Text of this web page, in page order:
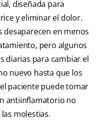
diseñada para
y eliminar el dolor.
desaparecen en menos
pero algunos
diarias para cambiar el
nuevo hasta que los
paciente puede tomar
antiinflamatorio no
molestias.